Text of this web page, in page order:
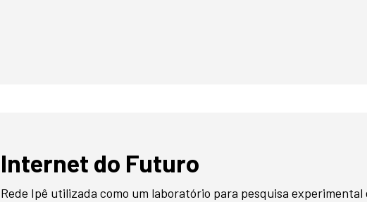
Internet do Futuro
Rede Ipê utilizada como um laboratório para pesquisa